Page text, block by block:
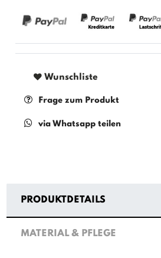
Wunschliste
Frage zum Produkt
via Whatsapp teilen
PRODUKTDETAILS
MATERIAL & PFLEGE